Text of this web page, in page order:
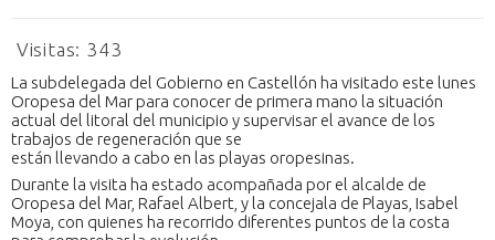
Visitas: 343
La subdelegada del Gobierno en Castellón ha visitado este lunes
Oropesa del Mar para conocer de primera mano la situación
actual del litoral del municipio y supervisar el avance de los
trabajos de regeneración que se
están llevando a cabo en las playas oropesinas.
Durante la visita ha estado acompañada por el alcalde de
Oropesa del Mar, Rafael Albert, y la concejala de Playas, Isabel
Moya, con quienes ha recorrido diferentes puntos de la costa